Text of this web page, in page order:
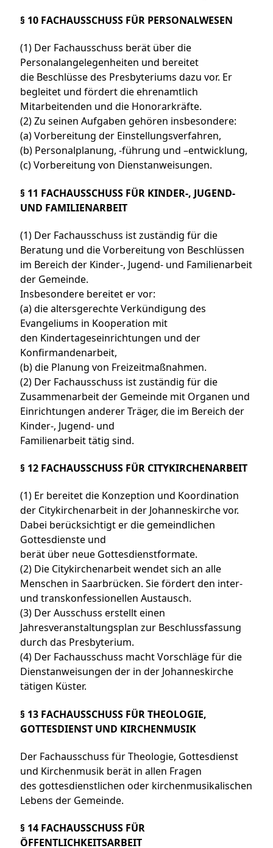
§ 10 FACHAUSSCHUSS FÜR PERSONALWESEN
(1) Der Fachausschuss berät über die
Personalangelegenheiten und bereitet
die Beschlüsse des Presbyteriums dazu vor. Er
begleitet und fördert die ehrenamtlich
Mitarbeitenden und die Honorarkräfte.
(2) Zu seinen Aufgaben gehören insbesondere:
(a) Vorbereitung der Einstellungsverfahren,
(b) Personalplanung, -führung und –entwicklung,
(c) Vorbereitung von Dienstanweisungen.
§ 11 FACHAUSSCHUSS FÜR KINDER-, JUGEND-
UND FAMILIENARBEIT
(1) Der Fachausschuss ist zuständig für die
Beratung und die Vorbereitung von Beschlüssen
im Bereich der Kinder-, Jugend- und Familienarbeit
der Gemeinde.
Insbesondere bereitet er vor:
(a) die altersgerechte Verkündigung des
Evangeliums in Kooperation mit
den Kindertageseinrichtungen und der
Konfirmandenarbeit,
(b) die Planung von Freizeitmaßnahmen.
(2) Der Fachausschuss ist zuständig für die
Zusammenarbeit der Gemeinde mit Organen und
Einrichtungen anderer Träger, die im Bereich der
Kinder-, Jugend- und
Familienarbeit tätig sind.
§ 12 FACHAUSSCHUSS FÜR CITYKIRCHENARBEIT
(1) Er bereitet die Konzeption und Koordination
der Citykirchenarbeit in der Johanneskirche vor.
Dabei berücksichtigt er die gemeindlichen
Gottesdienste und
berät über neue Gottesdienstformate.
(2) Die Citykirchenarbeit wendet sich an alle
Menschen in Saarbrücken. Sie fördert den inter-
und transkonfessionellen Austausch.
(3) Der Ausschuss erstellt einen
Jahresveranstaltungsplan zur Beschlussfassung
durch das Presbyterium.
(4) Der Fachausschuss macht Vorschläge für die
Dienstanweisungen der in der Johanneskirche
tätigen Küster.
§ 13 FACHAUSSCHUSS FÜR THEOLOGIE,
GOTTESDIENST UND KIRCHENMUSIK
Der Fachausschuss für Theologie, Gottesdienst
und Kirchenmusik berät in allen Fragen
des gottesdienstlichen oder kirchenmusikalischen
Lebens der Gemeinde.
§ 14 FACHAUSSCHUSS FÜR
ÖFFENTLICHKEITSARBEIT